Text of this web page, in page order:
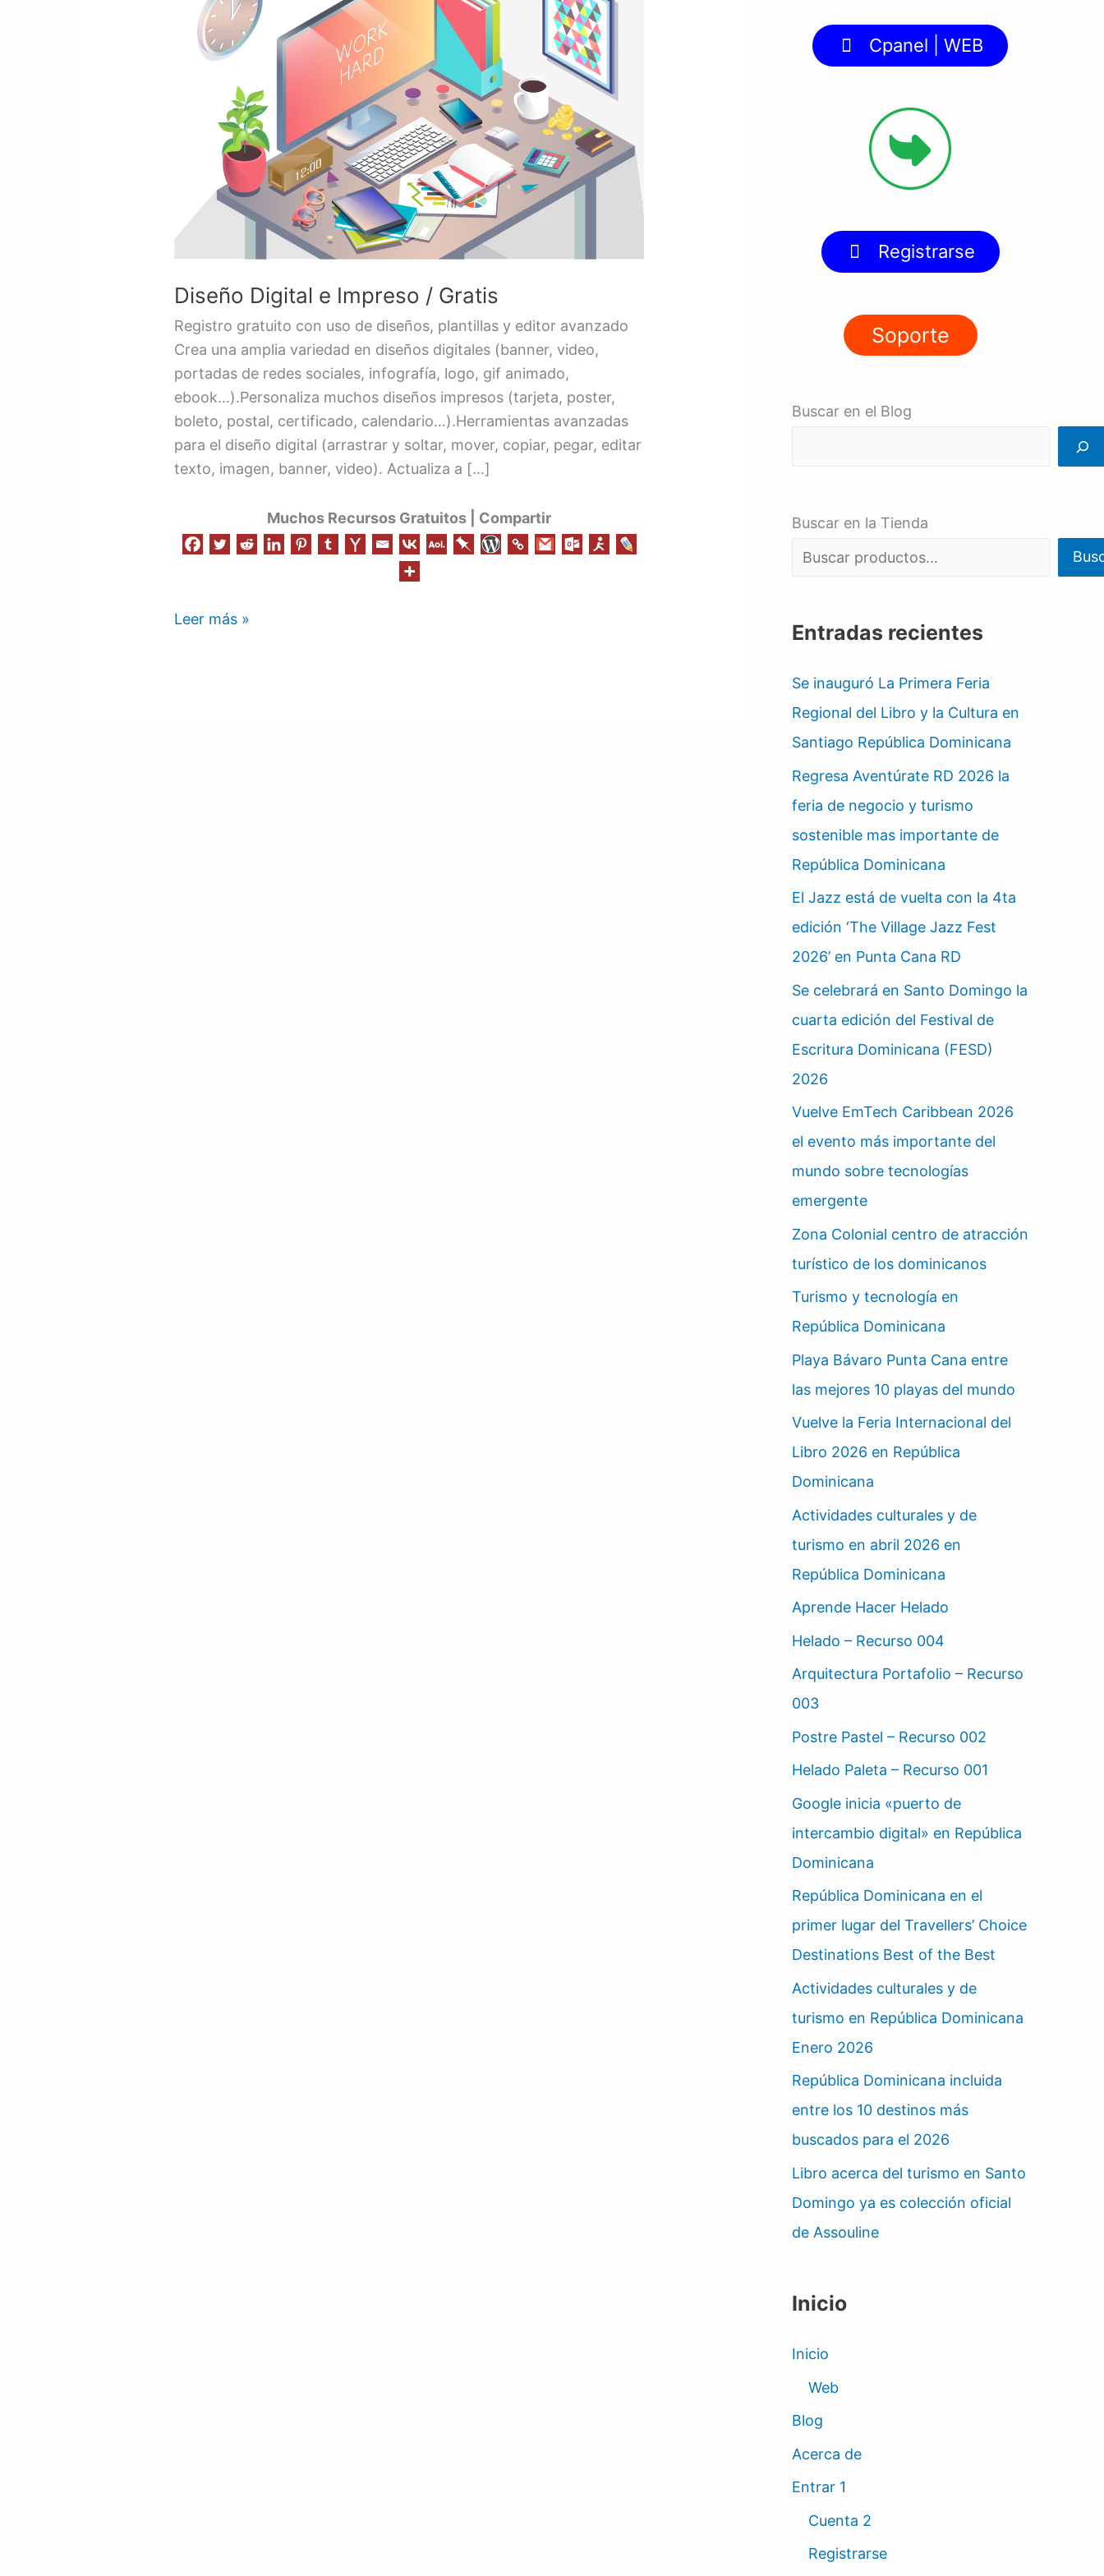
Diseño Digital e Impreso / Gratis
Registro gratuito con uso de diseños, plantillas y editor avanzado
Crea una amplia variedad en diseños digitales (banner, video,
portadas de redes sociales, infografía, logo, gif animado,
ebook…).Personaliza muchos diseños impresos (tarjeta, poster,
boleto, postal, certificado, calendario…).Herramientas avanzadas
para el diseño digital (arrastrar y soltar, mover, copiar, pegar, editar
texto, imagen, banner, video). Actualiza a […]
Muchos Recursos Gratuitos | Compartir
Impreso
Leer más »
Cpanel | WEB
Registrarse
Soporte
Buscar en el Blog
Buscar en la Tienda
Entradas recientes
Se inauguró La Primera Feria
Regional del Libro y la Cultura en
Santiago República Dominicana
Regresa Aventúrate RD 2026 la
feria de negocio y turismo
sostenible mas importante de
República Dominicana
El Jazz está de vuelta con la 4ta
edición ‘The Village Jazz Fest
2026’ en Punta Cana RD
Se celebrará en Santo Domingo la
cuarta edición del Festival de
Escritura Dominicana (FESD)
2026
Vuelve EmTech Caribbean 2026
el evento más importante del
mundo sobre tecnologías
emergente
Zona Colonial centro de atracción
turístico de los dominicanos
Turismo y tecnología en
República Dominicana
Playa Bávaro Punta Cana entre
las mejores 10 playas del mundo
Vuelve la Feria Internacional del
Libro 2026 en República
Dominicana
Actividades culturales y de
turismo en abril 2026 en
República Dominicana
Aprende Hacer Helado
Helado – Recurso 004
Arquitectura Portafolio – Recurso
003
Postre Pastel – Recurso 002
Helado Paleta – Recurso 001
Google inicia «puerto de
intercambio digital» en República
Dominicana
República Dominicana en el
primer lugar del Travellers’ Choice
Destinations Best of the Best
Actividades culturales y de
turismo en República Dominicana
Enero 2026
República Dominicana incluida
entre los 10 destinos más
buscados para el 2026
Libro acerca del turismo en Santo
Domingo ya es colección oficial
de Assouline
Inicio
Inicio
Web
Blog
Acerca de
Entrar 1
Cuenta 2
Registrarse